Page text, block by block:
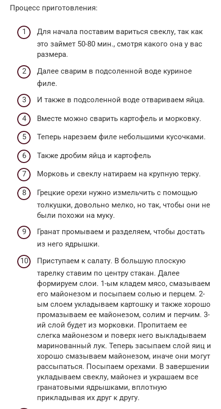
Процесс приготовления:
Для начала поставим вариться свеклу, так как
это займет 50-80 мин., смотря какого она у вас
размера.
Далее сварим в подсоленной воде куриное
филе.
И также в подсоленной воде отвариваем яйца.
Вместе можно сварить картофель и морковку.
Теперь нарезаем филе небольшими кусочками.
Также дробим яйца и картофель
Морковь и свеклу натираем на крупную терку.
Грецкие орехи нужно измельчить с помощью
толкушки, довольно мелко, но так, чтобы они не
были похожи на муку.
Гранат промываем и разделяем, чтобы достать
из него ядрышки.
Приступаем к салату. В большую плоскую
тарелку ставим по центру стакан. Далее
формируем слои. 1-ым кладем мясо, смазываем
его майонезом и посыпаем солью и перцем. 2-
ым слоем укладываем картошку и также хорошо
промазываем ее майонезом, солим и перчим. 3-
ий слой будет из морковки. Пропитаем ее
слегка майонезом и поверх него выкладываем
маринованный лук. Теперь засыпаем слой яиц и
хорошо смазываем майонезом, иначе они могут
рассыпаться. Посыпаем орехами. В завершении
укладываем свеклу, майонез и украшаем все
гранатовыми ядрышками, вплотную
прикладывая их друг к другу.